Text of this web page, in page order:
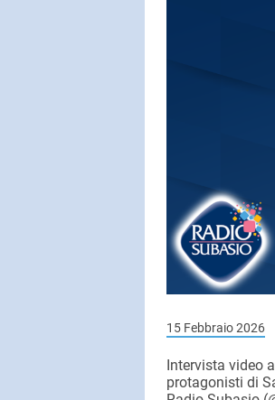
15 Febbraio 2026
Intervista video
protagonisti di